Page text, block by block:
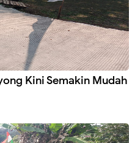
Kini Semakin Mudah